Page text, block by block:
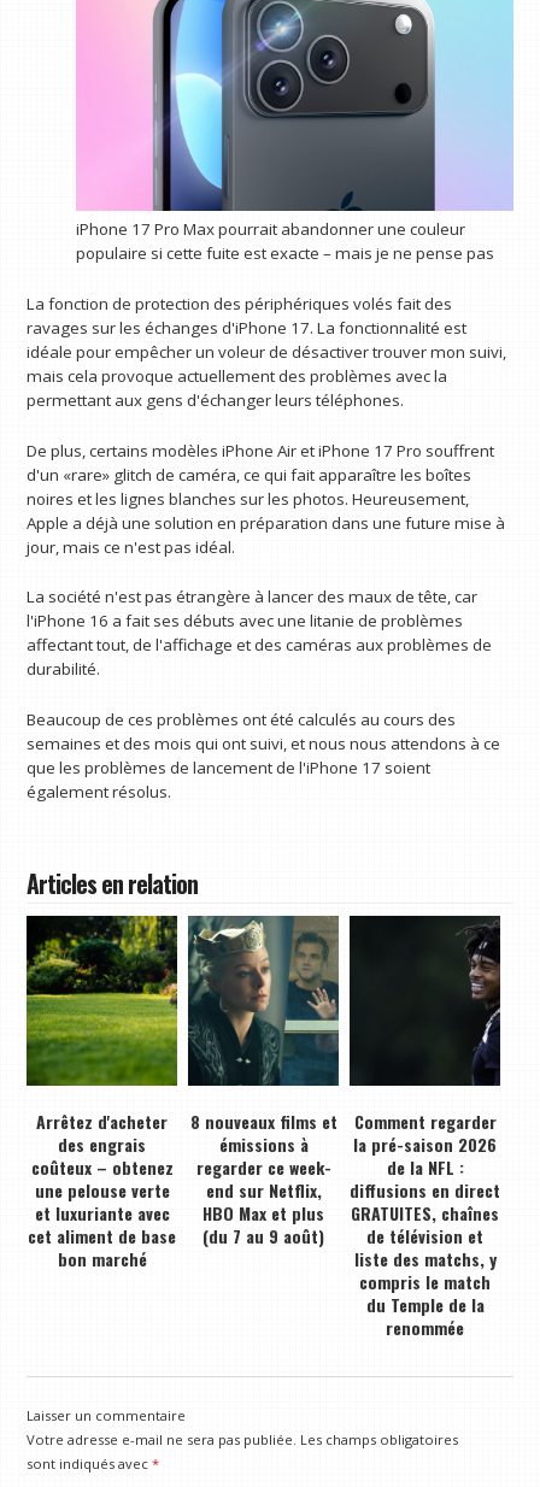
iPhone 17 Pro Max pourrait abandonner une couleur
populaire si cette fuite est exacte – mais je ne pense pas
La fonction de protection des périphériques volés fait des
ravages sur les échanges d'iPhone 17. La fonctionnalité est
idéale pour empêcher un voleur de désactiver trouver mon suivi,
mais cela provoque actuellement des problèmes avec la
permettant aux gens d'échanger leurs téléphones.
De plus, certains modèles iPhone Air et iPhone 17 Pro souffrent
d'un «rare» glitch de caméra, ce qui fait apparaître les boîtes
noires et les lignes blanches sur les photos. Heureusement,
Apple a déjà une solution en préparation dans une future mise à
jour, mais ce n'est pas idéal.
La société n'est pas étrangère à lancer des maux de tête, car
l'iPhone 16 a fait ses débuts avec une litanie de problèmes
affectant tout, de l'affichage et des caméras aux problèmes de
durabilité.
Beaucoup de ces problèmes ont été calculés au cours des
semaines et des mois qui ont suivi, et nous nous attendons à ce
que les problèmes de lancement de l'iPhone 17 soient
également résolus.
Articles en relation
Arrêtez d'acheter
des engrais
coûteux – obtenez
une pelouse verte
et luxuriante avec
cet aliment de base
bon marché
8 nouveaux films et
émissions à
regarder ce week-
end sur Netflix,
HBO Max et plus
(du 7 au 9 août)
Comment regarder
la pré-saison 2026
de la NFL :
diffusions en direct
GRATUITES, chaînes
de télévision et
liste des matchs, y
compris le match
du Temple de la
renommée
Laisser un commentaire
Votre adresse e-mail ne sera pas publiée. Les champs obligatoires
sont indiqués avec*